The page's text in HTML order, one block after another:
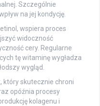
Szczególnie
na jej kondycję.
wspiera proces
widoczność
cery. Regularne
tę witaminę wygładza
wygląd.
który skutecznie chroni
opóźnia procesy
kolagenu i